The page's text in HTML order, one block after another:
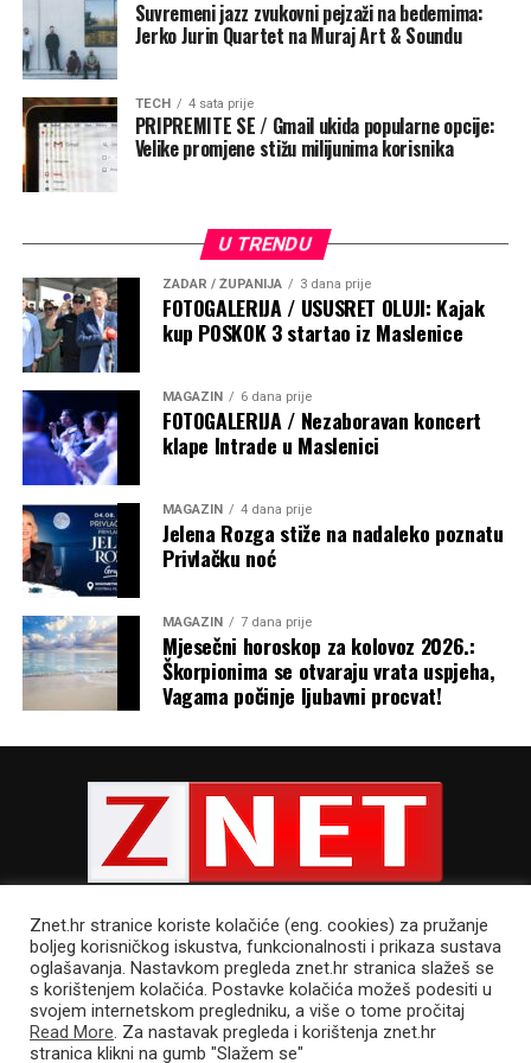
Naposljedice ekstremnih vrućina i manjka
oborinaveć upozoravaju i poljoprivrednici u
Ujedinjenom Kraljevstvu i ostatku Europe, gdje
očekuju rast cijena hrane zbog slabijih ovogodišnjih
prinosa.
Suvremeni jazz zvukovni pejzaži na bedemima:
Jerko Jurin Quartet na Muraj Art & Soundu
TECH 4 sata prije
PRIPREMITE SE / Gmail ukida popularne opcije:
Velike promjene stižu milijunima korisnika
U TRENDU
ZADAR / ŽUPANIJA 3 dana prije
FOTOGALERIJA / USUSRET OLUJI: Kajak
kup POSKOK 3 startao iz Maslenice
MAGAZIN 6 dana prije
FOTOGALERIJA / Nezaboravan koncert
klape Intrade u Maslenici
MAGAZIN 4 dana prije
Jelena Rozga stiže na nadaleko poznatu
Privlačku noć
MAGAZIN 7 dana prije
Mjesečni horoskop za kolovoz 2026.:
Škorpionima se otvaraju vrata uspjeha,
Vagama počinje ljubavni procvat!
POLITIKA PRIVATNOSTI UVJETI KORIŠTENJA
IMPRESSUM
CJENIK OGLAŠAVANJA
Znet.hr stranice koriste kolačiće (eng. cookies) za pružanje
boljeg korisničkog iskustva, funkcionalnosti i prikaza sustava
oglašavanja. Nastavkom pregleda znet.hr stranica slažeš se
s korištenjem kolačića. Postavke kolačića možeš podesiti u
svojem internetskom pregledniku, a više o tome pročitaj
Read More. Za nastavak pregleda i korištenja znet.hr
stranica klikni na gumb "Slažem se"